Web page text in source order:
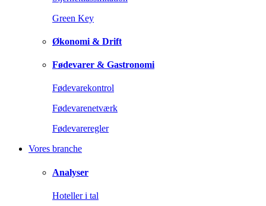
Green Key
Økonomi & Drift
Fødevarer & Gastronomi
Fødevarekontrol
Fødevarenetværk
Fødevareregler
Vores branche
Analyser
Hoteller i tal